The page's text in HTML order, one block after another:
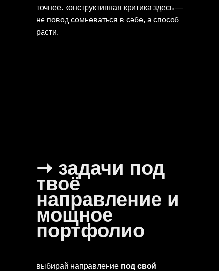
➝ задачи под
твоё
направление и
мощное
портфолио
выбирай направление под свой
точнее. конструктивная критика здесь —
не повод сомневаться в себе, а способ
расти.